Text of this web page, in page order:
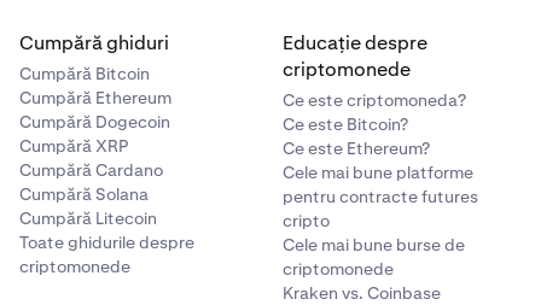
Cumpără ghiduri
Cumpără Bitcoin
Cumpără Ethereum
Cumpără Dogecoin
Cumpără XRP
Cumpără Cardano
Cumpără Solana
Cumpără Litecoin
Toate ghidurile despre
criptomonede
Educație despre
criptomonede
Ce este criptomoneda?
Ce este Bitcoin?
Ce este Ethereum?
Cele mai bune platforme
pentru contracte futures
cripto
Cele mai bune burse de
criptomonede
Kraken vs. Coinbase